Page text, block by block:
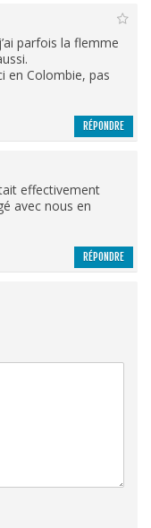
parfois la flemme
en Colombie, pas
RÉPONDRE
effectivement
avec nous en
RÉPONDRE